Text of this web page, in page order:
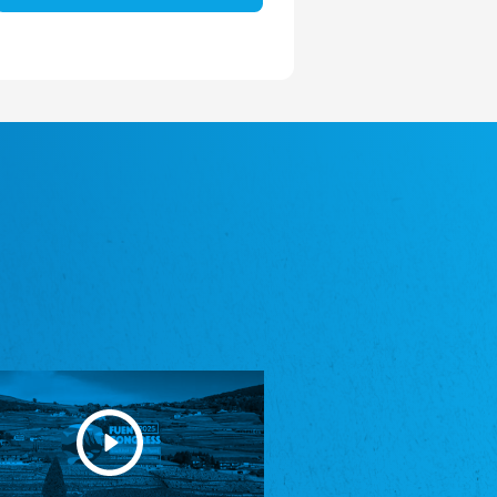
Domowina – Association of Lusatian Sorbs
Youth of European Nationalities (YEN)
Youth of European Nationalities (YEN)
Zentralrat der Jenischen in Deutschland
e.V.
Central Council of Yenish in Germany
Zentralrat Deutscher Sinti und Roma